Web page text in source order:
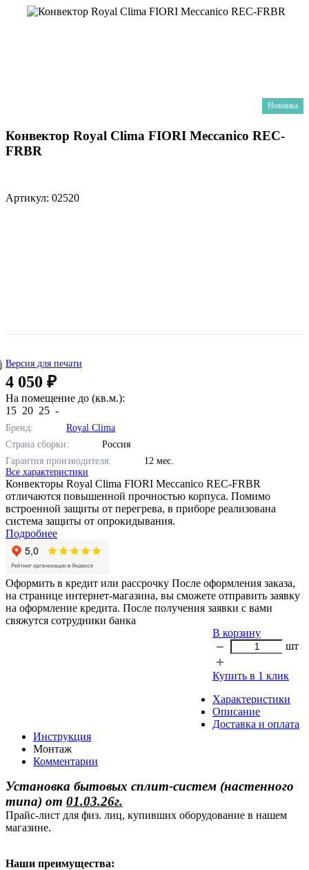
Новинка
Конвектор Royal Clima FIORI Meccanico REC-
FRBR
Артикул: 02520
Версия для печати
4 050 ₽
На помещение до (кв.м.):
15 20 25 -
Бренд:
Royal Clima
Страна сборки:
Россия
Гарантия производителя:
12 мес.
Все характеристики
Конвекторы Royal Clima FIORI Meccanico REC-FRBR
отличаются повышенной прочностью корпуса. Помимо
встроенной защиты от перегрева, в приборе реализована
система защиты от опрокидывания.
Подробнее
Оформить в кредит или рассрочку После оформления заказа,
на странице интернет-магазина, вы сможете отправить заявку
на оформление кредита. После получения заявки с вами
свяжутся сотрудники банка
В корзину
шт
Купить в 1 клик
Характеристики
Описание
Доставка и оплата
Инструкция
Монтаж
Комментарии
Установка бытовых сплит-систем (настенного
типа) от 01.03.26г.
Прайс-лист для физ. лиц, купивших оборудование в нашем
магазине.
Наши преимущества: